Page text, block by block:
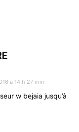
à 14 h 27 min
w bejaia jusqu’à